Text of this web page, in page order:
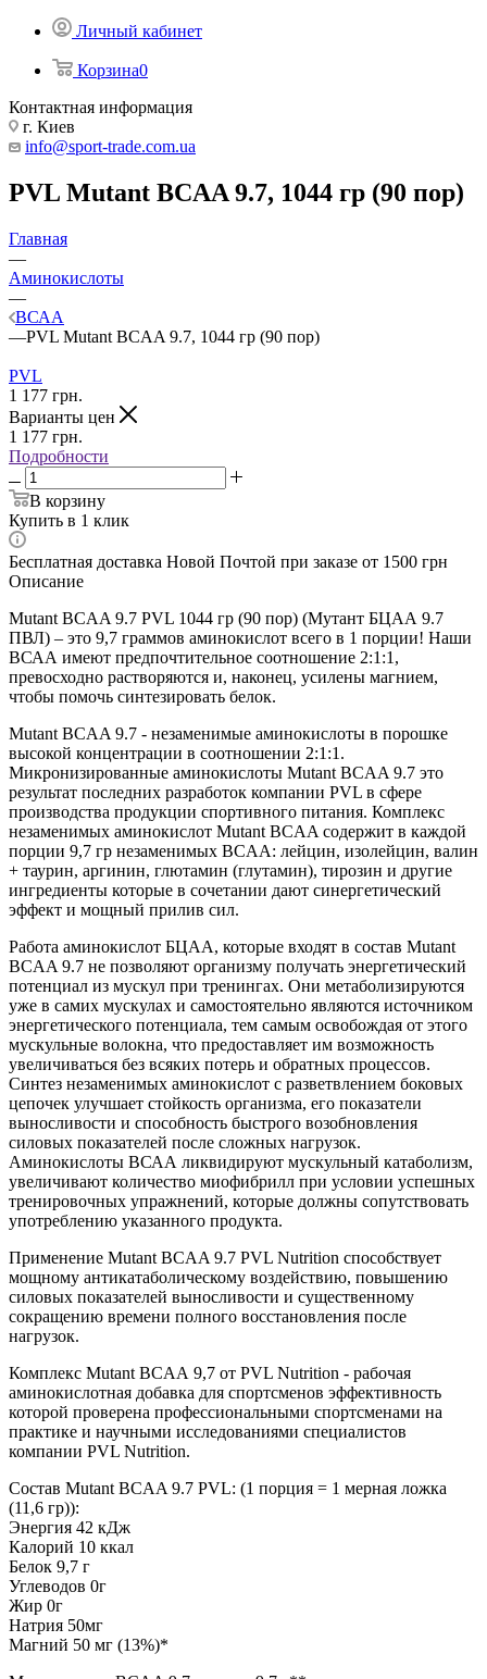
Личный кабинет
Корзина0
Контактная информация
г. Киев
info@sport-trade.com.ua
PVL Mutant BCAA 9.7, 1044 гр (90 пор)
Главная
—
Аминокислоты
—
ВСАА
—PVL Mutant BCAA 9.7, 1044 гр (90 пор)
PVL
1 177 грн.
Варианты цен
1 177 грн.
Подробности
В корзину
Купить в 1 клик
Бесплатная доставка Новой Почтой при заказе от 1500 грн
Описание
Mutant BCAA 9.7 PVL 1044 гр (90 пор) (Мутант БЦАА 9.7
ПВЛ) – это 9,7 граммов аминокислот всего в 1 порции! Наши
ВСАА имеют предпочтительное соотношение 2:1:1,
превосходно растворяются и, наконец, усилены магнием,
чтобы помочь синтезировать белок.
Mutant BCAA 9.7 - незаменимые аминокислоты в порошке
высокой концентрации в соотношении 2:1:1.
Микронизированные аминокислоты Mutant BCAA 9.7 это
результат последних разработок компании PVL в сфере
производства продукции спортивного питания. Комплекс
незаменимых аминокислот Mutant BCAA содержит в каждой
порции 9,7 гр незаменимых BCAA: лейцин, изолейцин, валин
+ таурин, аргинин, глютамин (глутамин), тирозин и другие
ингредиенты которые в сочетании дают синергетический
эффект и мощный прилив сил.
Работа аминокислот БЦАА, которые входят в состав Mutant
BCAA 9.7 не позволяют организму получать энергетический
потенциал из мускул при тренингах. Они метаболизируются
уже в самих мускулах и самостоятельно являются источником
энергетического потенциала, тем самым освобождая от этого
мускульные волокна, что предоставляет им возможность
увеличиваться без всяких потерь и обратных процессов.
Синтез незаменимых аминокислот с разветвлением боковых
цепочек улучшает стойкость организма, его показатели
выносливости и способность быстрого возобновления
силовых показателей после сложных нагрузок.
Аминокислоты ВСАА ликвидируют мускульный катаболизм,
увеличивают количество миофибрилл при условии успешных
тренировочных упражнений, которые должны сопутствовать
употреблению указанного продукта.
Применение Mutant BCAA 9.7 PVL Nutrition способствует
мощному антикатаболическому воздействию, повышению
силовых показателей выносливости и существенному
сокращению времени полного восстановления после
нагрузок.
Комплекс Mutant BCAA 9,7 от PVL Nutrition - рабочая
аминокислотная добавка для спортсменов эффективность
которой проверена профессиональными спортсменами на
практике и научными исследованиями специалистов
компании PVL Nutrition.
Состав Mutant BCAA 9.7 PVL: (1 порция = 1 мерная ложка
(11,6 гр)):
Энергия 42 кДж
Калорий 10 ккал
Белок 9,7 г
Углеводов 0г
Жир 0г
Натрия 50мг
Магний 50 мг (13%)*